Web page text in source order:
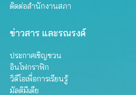
ติดต่อสำนักงานสภา
ข่าวสาร และรณรงค์
ประกาศเชิญชวน
อินโฟกราฟิก
วิดีโอเพื่อการเรียนรู้
มัลติมีเดีย